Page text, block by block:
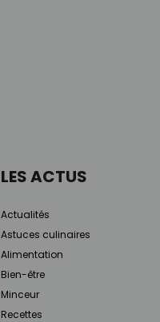
LES ACTUS
Actualités
Astuces culinaires
Alimentation
Bien-être
Minceur
Recettes